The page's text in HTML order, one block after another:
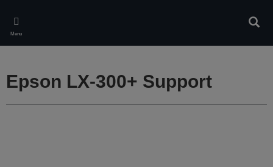
main
content
Menu
Epson LX-300+ Support